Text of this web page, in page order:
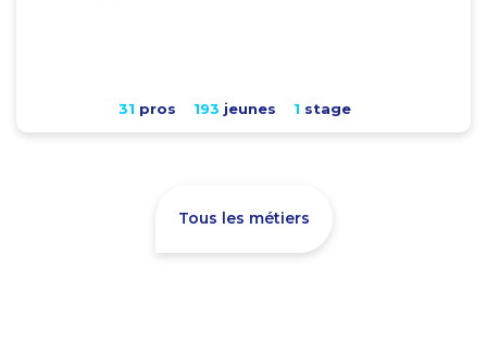
31 pros 193 jeunes 1 stage
Tous les métiers